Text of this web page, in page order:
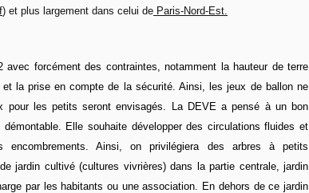
) et plus largement dans celui de Paris-Nord-Est.
forcément des contraintes, notamment la hauteur de terre
la prise en compte de la sécurité. Ainsi, les jeux de ballon ne
pour les petits seront envisagés. La DEVE a pensé à un bon
Elle souhaite développer des circulations fluides et
Ainsi, on privilégiera des arbres à petits
jardin cultivé (cultures vivrières) dans la partie centrale, jardin
par les habitants ou une association. En dehors de ce jardin